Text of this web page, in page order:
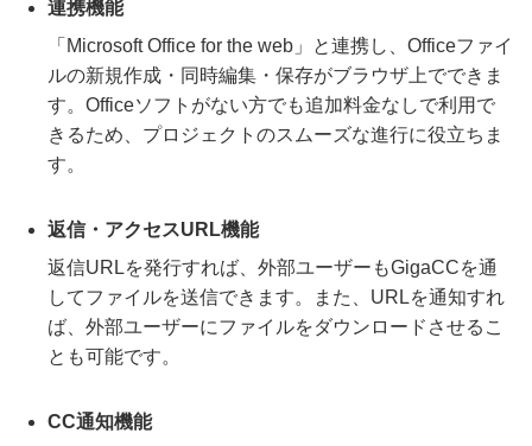
連携機能
「Microsoft Office for the web」と連携し、Officeファイ
ルの新規作成・同時編集・保存がブラウザ上でできま
す。Officeソフトがない方でも追加料金なしで利用で
きるため、プロジェクトのスムーズな進行に役立ちま
す。
返信・アクセスURL機能
返信URLを発行すれば、外部ユーザーもGigaCCを通
してファイルを送信できます。また、URLを通知すれ
ば、外部ユーザーにファイルをダウンロードさせるこ
とも可能です。
CC通知機能